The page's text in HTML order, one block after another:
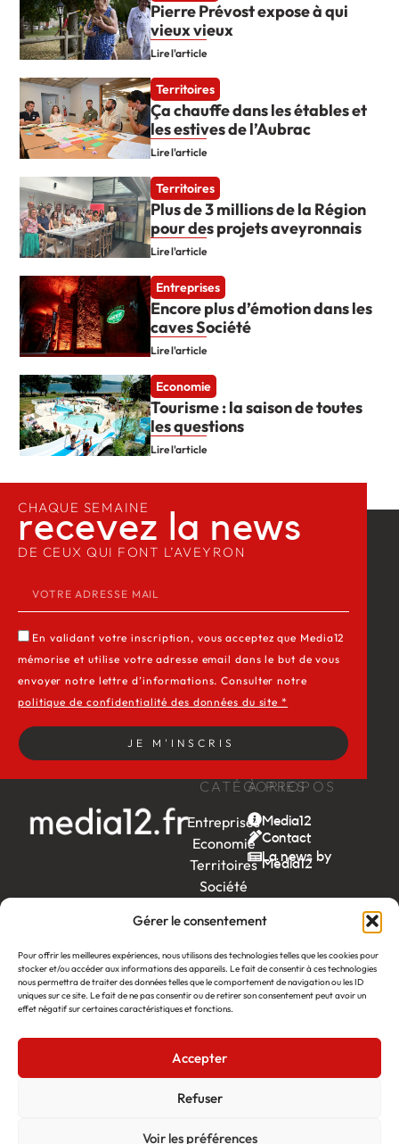
Gérer le consentement
Pour offrir les meilleures expériences, nous utilisons des technologies telles que les cookies pour
stocker et/ou accéder aux informations des appareils. Le fait de consentir à ces technologies
nous permettra de traiter des données telles que le comportement de navigation ou les ID
uniques sur ce site. Le fait de ne pas consentir ou de retirer son consentement peut avoir un
effet négatif sur certaines caractéristiques et fonctions.
Accepter
Refuser
Voir les préférences
Pierre Prévost expose à qui
vieux vieux
Lire l'article
Territoires
Ça chauffe dans les étables et
les estives de l’Aubrac
Lire l'article
Territoires
Plus de 3 millions de la Région
pour des projets aveyronnais
Lire l'article
Entreprises
Encore plus d’émotion dans les
caves Société
Lire l'article
Economie
Tourisme : la saison de toutes
les questions
Lire l'article
CATÉGORIES
Entreprises
Economie
Territoires
Société
end
Ambition
by EDF
itw
by
Léa
À PROPOS
Media12
Contact
La news by
Média12
CHAQUE SEMAINE
recevez la news​
DE CEUX QUI FONT L’AVEYRON
En validant votre inscription, vous acceptez que Media12
mémorise et utilise votre adresse email dans le but de vous
envoyer notre lettre d’informations. Consulter notre
politique de confidentialité des données du site *
JE M'INSCRIS